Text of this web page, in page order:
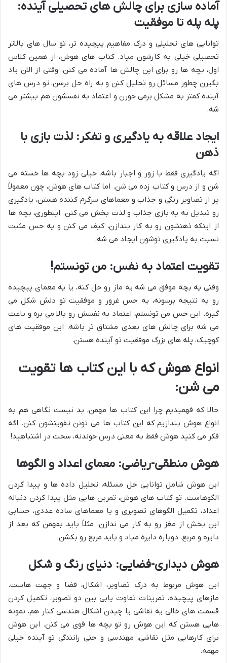
آماده سازی برای چالش های تحصیلی آینده:
پله پله تا موفقیت
توانایی های تحلیلی و درک مفاهیم پیچیده تر، تو سال های بالاتر
تحصیلی خیلی به کارشون میاد. کتاب های هوش، از همین کلاس
اول، بچه ها رو برای این چالش ها آماده می کنن. وقتی از الان یاد
بگیرن چطور مسائل رو تحلیل کنن و به راه حل برسن، تو درس های
آینده کمتر به مشکل برمی خورن و اعتماد به نفسشون هم بیشتر می
شه.
ایجاد علاقه به یادگیری و تفکر: لذت بازی با
ذهن
اگه یادگیری فقط با زور و اجبار باشه، خیلی زود بچه ها خسته می
شن و از درس و کتاب زده می شن. اما کتاب های هوش، چون معمولاً
پر از تصاویر رنگی و جذاب و معماهای سرگرم کننده هستن، یادگیری
رو تبدیل به یه بازی جذاب و لذت بخش می کنن. اینطوری، بچه ها
از اینکه ذهنشون رو به کار بندازن، کیف می کنن و یه حس مثبت
نسبت به یادگیری توشون ایجاد می شه.
تقویت اعتماد به نفس: من تونستم!
وقتی یه بچه موفق می شه یه ماز رو حل کنه، یا یه معمای پیچیده
رو به نتیجه برسونه، یه حس غرور و موفقیت تو دلش شکل می
گیره. این حس من تونستم، اعتماد به نفسش رو بالا می بره و باعث
می شه برای چالش های بعدی مشتاق تر باشه. این موفقیت های
کوچیک، پله های بزرگ موفقیت تو آینده هستن.
انواع هوش که با این کتاب ها تقویت
می شن:
حالا که فهمیدیم چرا این کتاب ها مهمن، بد نیست نگاهی هم به
انواع هوش بندازیم که این کتاب ها می تونن تقویتشون کنن. اگه
فکر می کنید هوش فقط به معنی درس خوندنه، سخت در اشتباهید!
هوش منطقی-ریاضی: معمای اعداد و الگوها
این هوش شامل توانایی حل مسئله، تحلیل داده ها و پیدا کردن
الگوهاست. تو کتاب های هوش، تمرین هایی مثل پیدا کردن دنباله
اعداد، تکمیل الگوهای تصویری و یا معماهای ساده عددی، حسابی
این بخش از مغز رو به کار می ندازن. مثلاً باید بفهمن که بعد از
دایره و مربع، دوباره دایره میاد و باید مربع رو بکشن.
هوش دیداری-فضایی: دنیای رنگ و شکل
این هوش مربوط به درک تصاویر، اشکال، فضا و جهت هاست.
مازهای پیچیده، تمرینات تفاوت یابی بین دو تصویر، تکمیل کردن
قسمت های خالی یه نقاشی یا چیدن اشکال هندسی کنار هم، نمونه
هایی هستن که این هوش رو تو بچه ها قوی می کنن. این هوش
برای کارهایی مثل نقاشی، مهندسی و حتی رانندگی تو آینده خیلی
مهمه.